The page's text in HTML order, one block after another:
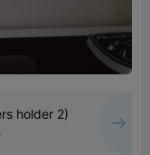
holder 2)